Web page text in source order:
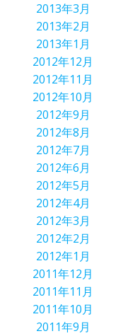
2013年3月
2013年2月
2013年1月
2012年12月
2012年11月
2012年10月
2012年9月
2012年8月
2012年7月
2012年6月
2012年5月
2012年4月
2012年3月
2012年2月
2012年1月
2011年12月
2011年11月
2011年10月
2011年9月